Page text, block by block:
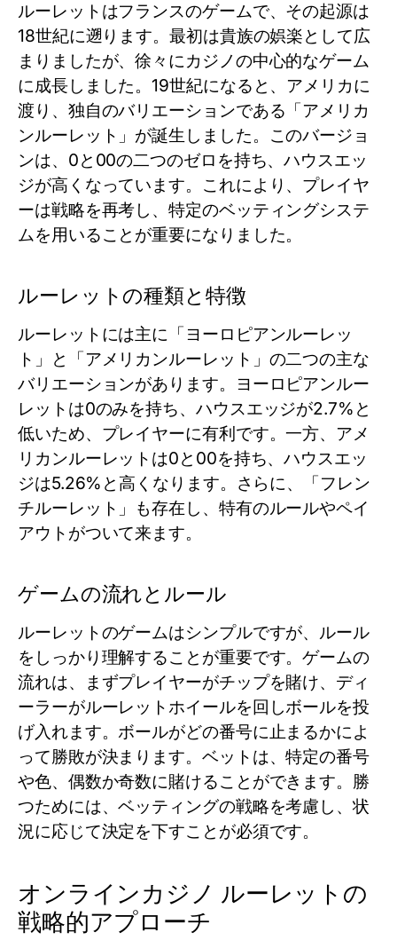
ルーレットはフランスのゲームで、その起源は
18世紀に遡ります。最初は貴族の娯楽として広
まりましたが、徐々にカジノの中心的なゲーム
に成長しました。19世紀になると、アメリカに
渡り、独自のバリエーションである「アメリカ
ンルーレット」が誕生しました。このバージョ
ンは、0と00の二つのゼロを持ち、ハウスエッ
ジが高くなっています。これにより、プレイヤ
ーは戦略を再考し、特定のベッティングシステ
ムを用いることが重要になりました。
ルーレットの種類と特徴
ルーレットには主に「ヨーロピアンルーレッ
ト」と「アメリカンルーレット」の二つの主な
バリエーションがあります。ヨーロピアンルー
レットは0のみを持ち、ハウスエッジが2.7%と
低いため、プレイヤーに有利です。一方、アメ
リカンルーレットは0と00を持ち、ハウスエッ
ジは5.26%と高くなります。さらに、「フレン
チルーレット」も存在し、特有のルールやペイ
アウトがついて来ます。
ゲームの流れとルール
ルーレットのゲームはシンプルですが、ルール
をしっかり理解することが重要です。ゲームの
流れは、まずプレイヤーがチップを賭け、ディ
ーラーがルーレットホイールを回しボールを投
げ入れます。ボールがどの番号に止まるかによ
って勝敗が決まります。ベットは、特定の番号
や色、偶数か奇数に賭けることができます。勝
つためには、ベッティングの戦略を考慮し、状
況に応じて決定を下すことが必須です。
オンラインカジノ ルーレットの
戦略的アプローチ